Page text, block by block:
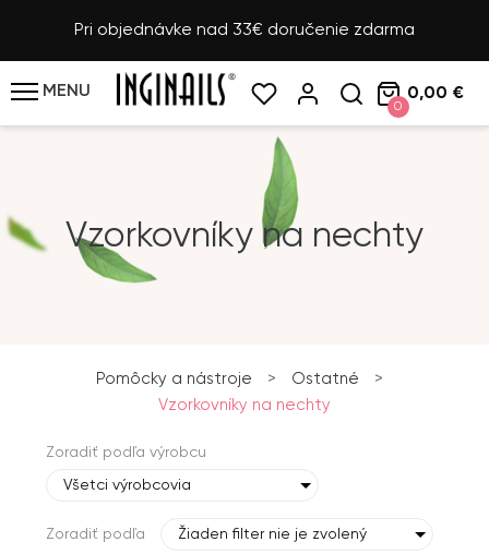
Pri objednávke nad 33€ doručenie zdarma
MENU
0
0,00 €
Vzorkovníky na nechty
Pomôcky a nástroje > Ostatné
>
Vzorkovníky na nechty
Zoradiť podľa výrobcu
Všetci výrobcovia
Zoradiť podľa Žiaden filter nie je zvolený